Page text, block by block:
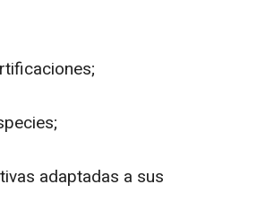
adaptadas a sus